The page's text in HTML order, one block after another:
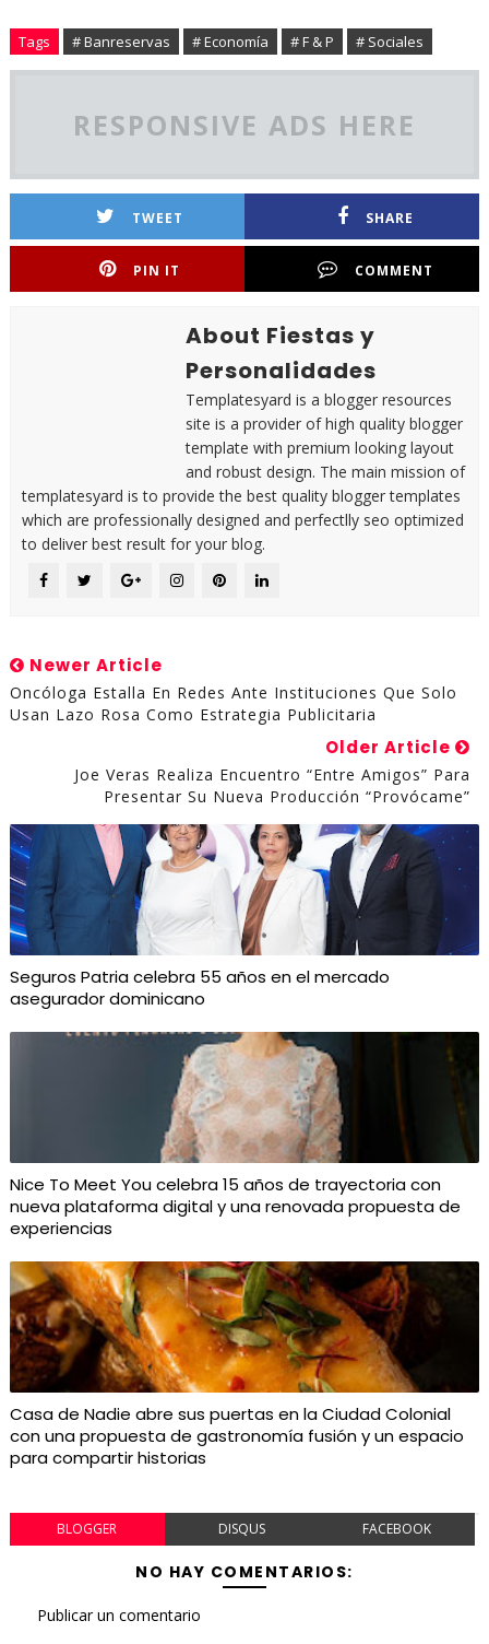
Tags # Banreservas # Economía # F & P # Sociales
RESPONSIVE ADS HERE
TWEET SHARE
PIN IT COMMENT
About Fiestas y
Personalidades
Templatesyard is a blogger resources
site is a provider of high quality blogger
template with premium looking layout
and robust design. The main mission of
templatesyard is to provide the best quality blogger templates
which are professionally designed and perfectlly seo optimized
to deliver best result for your blog.
Newer Article
Oncóloga Estalla En Redes Ante Instituciones Que Solo
Usan Lazo Rosa Como Estrategia Publicitaria
Older Article
Joe Veras Realiza Encuentro “Entre Amigos” Para
Presentar Su Nueva Producción “Provócame”
Seguros Patria celebra 55 años en el mercado
asegurador dominicano
Nice To Meet You celebra 15 años de trayectoria con
nueva plataforma digital y una renovada propuesta de
experiencias
Casa de Nadie abre sus puertas en la Ciudad Colonial
con una propuesta de gastronomía fusión y un espacio
para compartir historias
BLOGGER DISQUS FACEBOOK
NO HAY COMENTARIOS:
Publicar un comentario